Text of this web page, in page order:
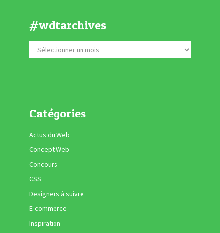
#wdtarchives
Catégories
Actus du Web
Concept Web
Concours
CSS
Designers à suivre
E-commerce
Inspiration